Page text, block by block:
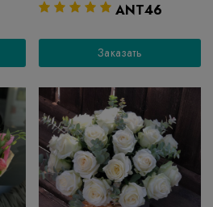
ANT46
Заказать